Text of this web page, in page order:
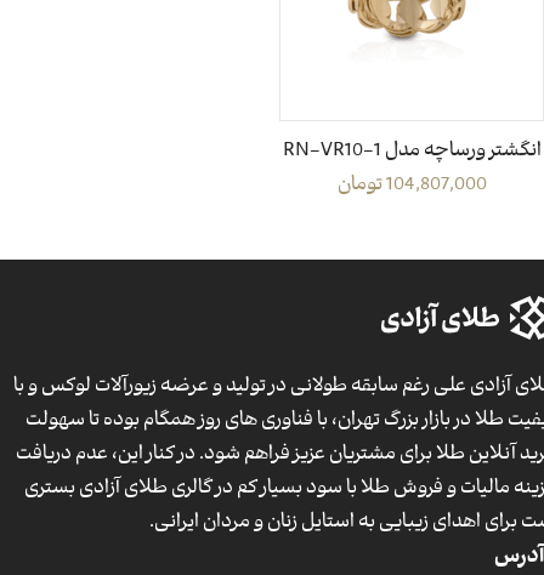
انگشتر ورساچه مدل RN-VR10-1
104,807,000تومان
آزادی علی رغم سابقه طولانی در تولید و عرضه زیورآلات لوکس و با
طلا در بازار بزرگ تهران، با فناوری های روز همگام بوده تا سهولت
آنلاین طلا برای مشتریان عزیز فراهم شود. در کنار این، عدم دریافت
مالیات و فروش طلا با سود بسیار کم در گالری طلای آزادی بستری
برای اهدای زیبایی به استایل زنان و مردان ایرانی.
آدرس